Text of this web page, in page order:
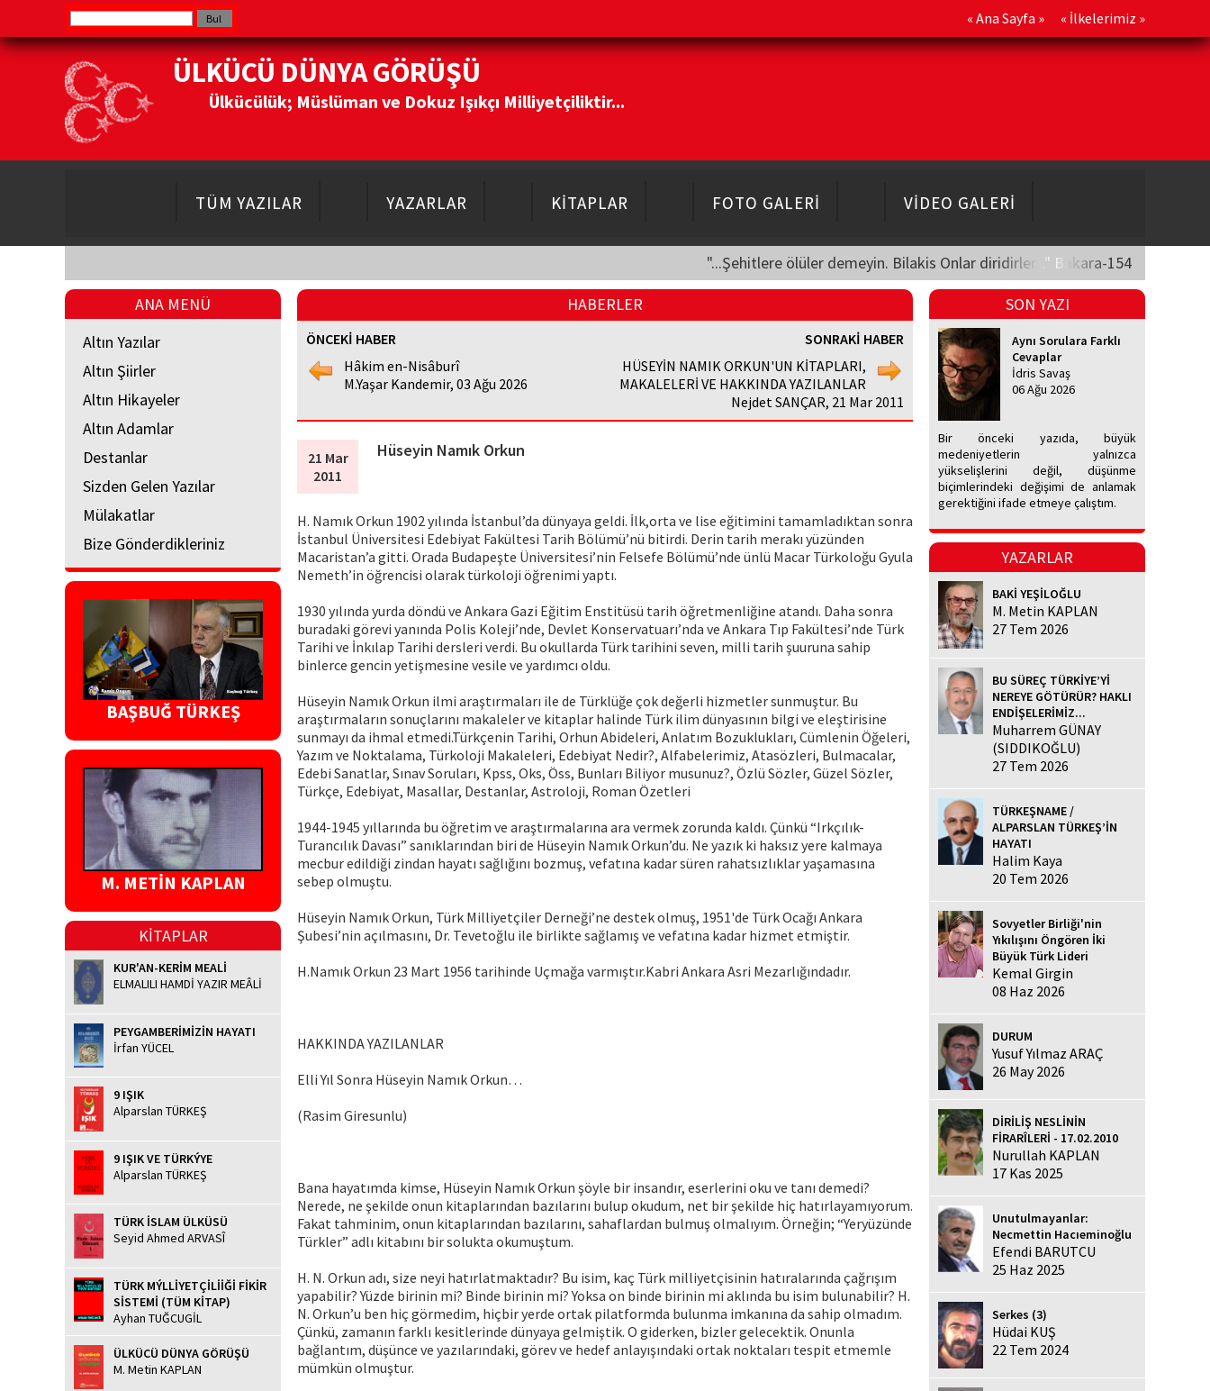
« Ana Sayfa » « İlkelerimiz »
ÜLKÜCÜ DÜNYA GÖRÜŞÜ
Ülkücülük; Müslüman ve Dokuz Işıkçı Milliyetçiliktir...
TÜM YAZILAR YAZARLAR KİTAPLAR FOTO GALERİ VİDEO GALERİ
"...Şehitlere ölüler demeyin. Bilakis Onlar diridirler..." Bakara-154
ANA MENÜ
Altın Yazılar
Altın Şiirler
Altın Hikayeler
Altın Adamlar
Destanlar
Sizden Gelen Yazılar
Mülakatlar
Bize Gönderdikleriniz
BAŞBUĞ TÜRKEŞ
M. METİN KAPLAN
KİTAPLAR
KUR'AN-KERİM MEALİ
ELMALILI HAMDİ YAZIR MEÂLİ
PEYGAMBERİMİZİN HAYATI
İrfan YÜCEL
9 IŞIK
Alparslan TÜRKEŞ
9 IŞIK VE TÜRKÝYE
Alparslan TÜRKEŞ
TÜRK İSLAM ÜLKÜSÜ
Seyid Ahmed ARVASÎ
TÜRK MÝLLİYETÇİLİİĞİ FİKİR
SİSTEMİ (TÜM KİTAP)
Ayhan TUĞCUGİL
ÜLKÜCÜ DÜNYA GÖRÜŞÜ
M. Metin KAPLAN
HABERLER
ÖNCEKİ HABER
Hâkim en-Nisâburî
M.Yaşar Kandemir, 03 Ağu 2026
SONRAKİ HABER
HÜSEYİN NAMIK ORKUN'UN KİTAPLARI,
MAKALELERİ VE HAKKINDA YAZILANLAR
Nejdet SANÇAR, 21 Mar 2011
21 Mar
2011
Hüseyin Namık Orkun
H. Namık Orkun 1902 yılında İstanbul’da dünyaya geldi. İlk,orta ve lise eğitimini tamamladıktan sonra
İstanbul Üniversitesi Edebiyat Fakültesi Tarih Bölümü’nü bitirdi. Derin tarih merakı yüzünden
Macaristan’a gitti. Orada Budapeşte Üniversitesi’nin Felsefe Bölümü’nde ünlü Macar Türkoloğu Gyula
Nemeth’in öğrencisi olarak türkoloji öğrenimi yaptı.
1930 yılında yurda döndü ve Ankara Gazi Eğitim Enstitüsü tarih öğretmenliğine atandı. Daha sonra
buradaki görevi yanında Polis Koleji’nde, Devlet Konservatuarı’nda ve Ankara Tıp Fakültesi’nde Türk
Tarihi ve İnkılap Tarihi dersleri verdi. Bu okullarda Türk tarihini seven, milli tarih şuuruna sahip
binlerce gencin yetişmesine vesile ve yardımcı oldu.
Hüseyin Namık Orkun ilmi araştırmaları ile de Türklüğe çok değerli hizmetler sunmuştur. Bu
araştırmaların sonuçlarını makaleler ve kitaplar halinde Türk ilim dünyasının bilgi ve eleştirisine
sunmayı da ihmal etmedi.Türkçenin Tarihi, Orhun Abideleri, Anlatım Bozuklukları, Cümlenin Öğeleri,
Yazım ve Noktalama, Türkoloji Makaleleri, Edebiyat Nedir?, Alfabelerimiz, Atasözleri, Bulmacalar,
Edebi Sanatlar, Sınav Soruları, Kpss, Oks, Öss, Bunları Biliyor musunuz?, Özlü Sözler, Güzel Sözler,
Türkçe, Edebiyat, Masallar, Destanlar, Astroloji, Roman Özetleri
1944-1945 yıllarında bu öğretim ve araştırmalarına ara vermek zorunda kaldı. Çünkü “Irkçılık-
Turancılık Davası” sanıklarından biri de Hüseyin Namık Orkun’du. Ne yazık ki haksız yere kalmaya
mecbur edildiği zindan hayatı sağlığını bozmuş, vefatına kadar süren rahatsızlıklar yaşamasına
sebep olmuştu.
Hüseyin Namık Orkun, Türk Milliyetçiler Derneği’ne destek olmuş, 1951'de Türk Ocağı Ankara
Şubesi’nin açılmasını, Dr. Tevetoğlu ile birlikte sağlamış ve vefatına kadar hizmet etmiştir.
H.Namık Orkun 23 Mart 1956 tarihinde Uçmağa varmıştır.Kabri Ankara Asri Mezarlığındadır.
HAKKINDA YAZILANLAR
Elli Yıl Sonra Hüseyin Namık Orkun…
(Rasim Giresunlu)
Bana hayatımda kimse, Hüseyin Namık Orkun şöyle bir insandır, eserlerini oku ve tanı demedi?
Nerede, ne şekilde onun kitaplarından bazılarını bulup okudum, net bir şekilde hiç hatırlayamıyorum.
Fakat tahminim, onun kitaplarından bazılarını, sahaflardan bulmuş olmalıyım. Örneğin; “Yeryüzünde
Türkler” adlı kitabını bir solukta okumuştum.
H. N. Orkun adı, size neyi hatırlatmaktadır? Bu isim, kaç Türk milliyetçisinin hatıralarında çağrışım
yapabilir? Yüzde birinin mi? Binde birinin mi? Yoksa on binde birinin mi aklında bu isim bulunabilir? H.
N. Orkun’u ben hiç görmedim, hiçbir yerde ortak pilatformda bulunma imkanına da sahip olmadım.
Çünkü, zamanın farklı kesitlerinde dünyaya gelmiştik. O giderken, bizler gelecektik. Onunla
bağlantım, düşünce ve yazılarındaki, görev ve hedef anlayışındaki ortak noktaları tespit etmemle
mümkün olmuştur.
SON YAZI
Aynı Sorulara Farklı
Cevaplar
İdris Savaş
06 Ağu 2026
Bir önceki yazıda, büyük
medeniyetlerin yalnızca
yükselişlerini değil, düşünme
biçimlerindeki değişimi de anlamak
gerektiğini ifade etmeye çalıştım.
YAZARLAR
BAKİ YEŞİLOĞLU
M. Metin KAPLAN
27 Tem 2026
BU SÜREÇ TÜRKİYE’Yİ
NEREYE GÖTÜRÜR? HAKLI
ENDİŞELERİMİZ...
Muharrem GÜNAY
(SIDDIKOĞLU)
27 Tem 2026
TÜRKEŞNAME /
ALPARSLAN TÜRKEŞ’İN
HAYATI
Halim Kaya
20 Tem 2026
Sovyetler Birliği'nin
Yıkılışını Öngören İki
Büyük Türk Lideri
Kemal Girgin
08 Haz 2026
DURUM
Yusuf Yılmaz ARAÇ
26 May 2026
DİRİLİŞ NESLİNİN
FİRARÎLERİ - 17.02.2010
Nurullah KAPLAN
17 Kas 2025
Unutulmayanlar:
Necmettin Hacıeminoğlu
Efendi BARUTCU
25 Haz 2025
Serkes (3)
Hüdai KUŞ
22 Tem 2024